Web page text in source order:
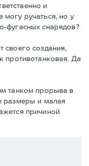
и
ручаться, но у
фугасных снарядов?
своего создания,
противотанковая. Да
танком прорыва в
размеры и малая
причиной